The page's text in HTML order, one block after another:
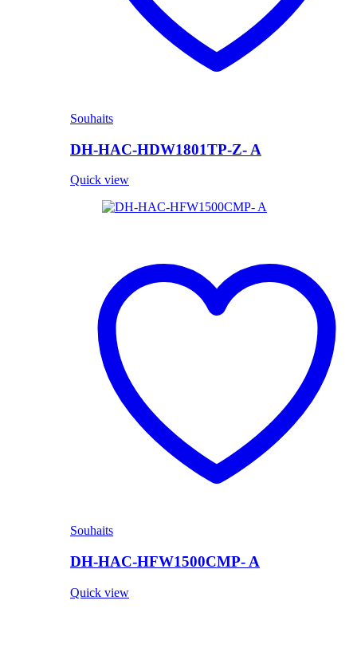
Souhaits
DH-HAC-HDW1801TP-Z- A
Quick view
Souhaits
DH-HAC-HFW1500CMP- A
Quick view